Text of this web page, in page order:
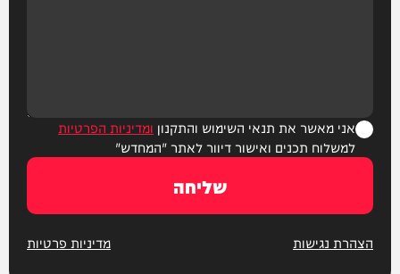
אני מאשר את תנאי השימוש והתקנון ומדיניות הפרטיות
למשלוח תכנים ואישור דיוור לאתר "המחדש"
שליחה
הצהרת נגישות מדיניות פרטיות